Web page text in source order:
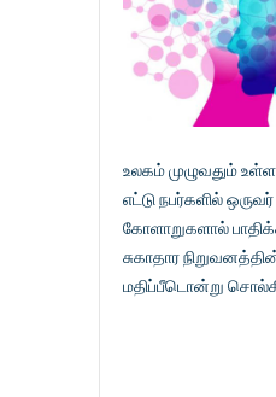
உலகம் முழுவதும்
எட்டு நபர்களில்
கோளாறுகளால்
சுகாதார
மதிப்பீடொன்று